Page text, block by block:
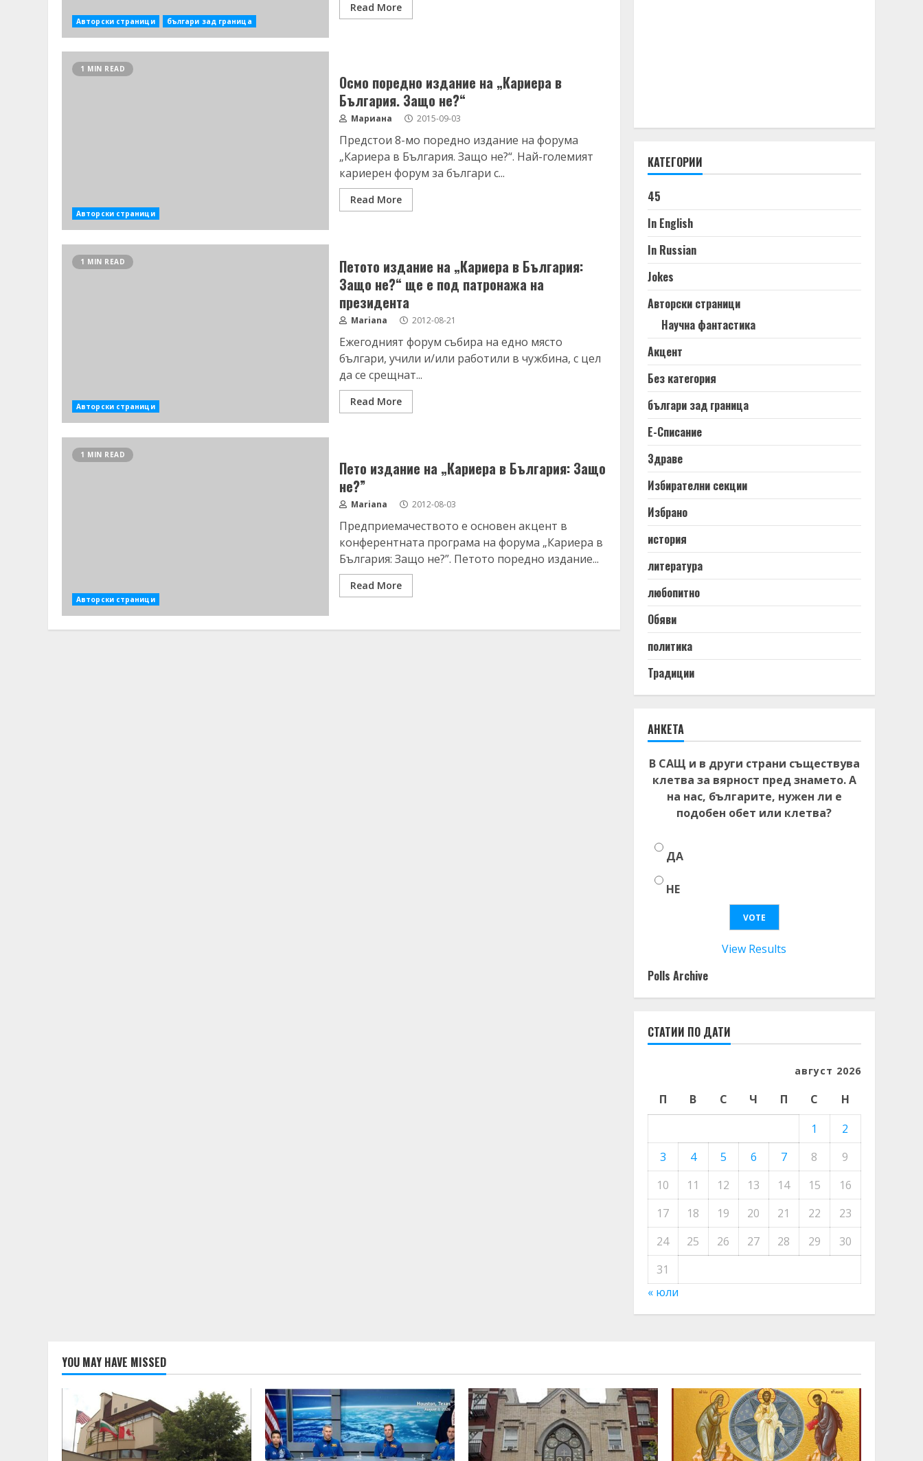
Авторски страници българи зад граница
Read More
1 MIN READ
Авторски страници
Осмо поредно издание на „Кариера в
България. Защо не?“
Мариана 2015-09-03
Предстои 8-мо поредно издание на форума
„Кариера в България. Защо не?“. Най-големият
кариерен форум за българи с...
Read More
1 MIN READ
Авторски страници
Петото издание на „Кариера в България:
Защо не?“ ще е под патронажа на
президента
Mariana 2012-08-21
Ежегодният форум събира на едно място
българи, учили и/или работили в чужбина, с цел
да се срещнат...
Read More
1 MIN READ
Авторски страници
Пето издание на „Кариера в България: Защо
не?”
Mariana 2012-08-03
Предприемачеството е основен акцент в
конферентната програма на форума „Кариера в
България: Защо не?”. Петото поредно издание...
Read More
КАТЕГОРИИ
45
In English
In Russian
Jokes
Авторски страници
Научна фантастика
Акцент
Без категория
българи зад граница
Е-Списание
Здраве
Избирателни секции
Избрано
история
литература
любопитно
Обяви
политика
Традиции
АНКЕТА
В САЩ и в други страни съществува
клетва за вярност пред знамето. А
на нас, българите, нужен ли е
подобен обет или клетва?
ДА
НЕ
View Results
Polls Archive
СТАТИИ ПО ДАТИ
август 2026
П В С Ч П С
Н
1
2
3
4 5 6 7 8
9
10
11 12 13 14 15
16
17
18 19 20 21 22
23
24
25 26 27 28 29
30
31
« юли
YOU MAY HAVE MISSED